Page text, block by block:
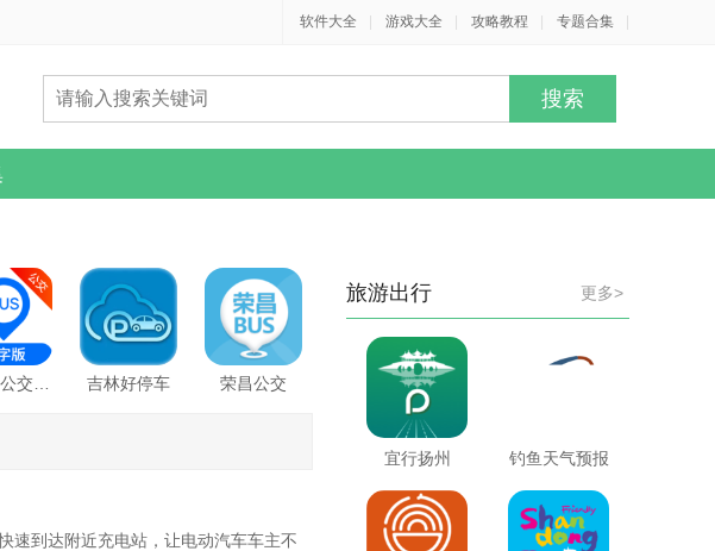
软件大全 游戏大全 攻略教程 专题合集
吉林好停车 荣昌公交
速到达附近充电站，让电动汽车车主不
更多>
旅游出行
宜行扬州 钓鱼天气预报